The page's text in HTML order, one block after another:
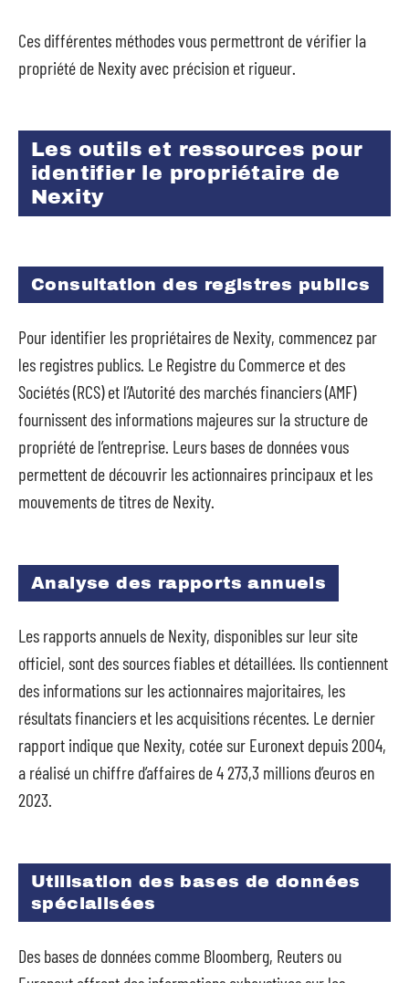
Ces différentes méthodes vous permettront de vérifier la
propriété de Nexity avec précision et rigueur.
Les outils et ressources pour
identifier le propriétaire de
Nexity
Consultation des registres publics
Pour identifier les propriétaires de Nexity, commencez par
les registres publics. Le Registre du Commerce et des
Sociétés (RCS) et l’Autorité des marchés financiers (AMF)
fournissent des informations majeures sur la structure de
propriété de l’entreprise. Leurs bases de données vous
permettent de découvrir les actionnaires principaux et les
mouvements de titres de Nexity.
Analyse des rapports annuels
Les rapports annuels de Nexity, disponibles sur leur site
officiel, sont des sources fiables et détaillées. Ils contiennent
des informations sur les actionnaires majoritaires, les
résultats financiers et les acquisitions récentes. Le dernier
rapport indique que Nexity, cotée sur Euronext depuis 2004,
a réalisé un chiffre d’affaires de 4 273,3 millions d’euros en
2023.
Utilisation des bases de données
spécialisées
Des bases de données comme Bloomberg, Reuters ou